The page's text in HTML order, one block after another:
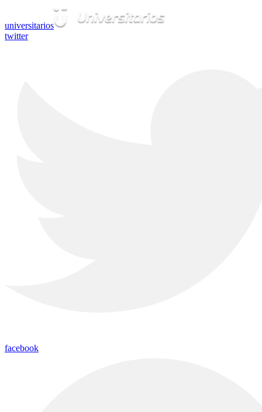
universitarios
twitter
facebook